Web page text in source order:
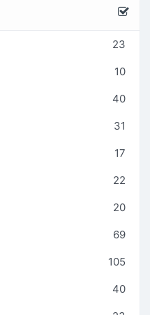
23
10
40
31
17
22
20
69
105
40